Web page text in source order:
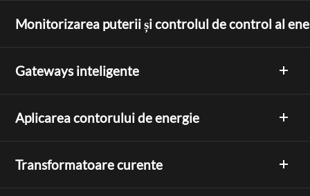
Monitorizarea puterii și controlul de control al
Gateways inteligente
Aplicarea contorului de energie
Transformatoare curente